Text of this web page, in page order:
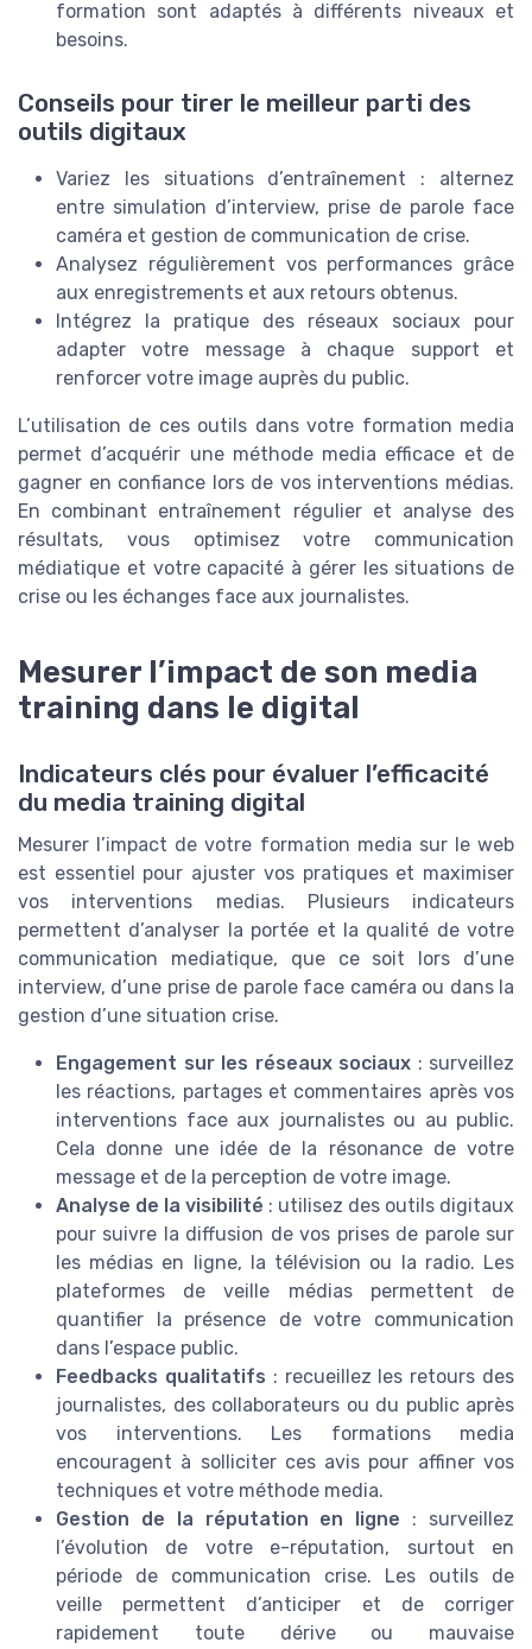
formation sont adaptés à différents niveaux et
besoins.
Conseils pour tirer le meilleur parti des
outils digitaux
Variez les situations d’entraînement : alternez
entre simulation d’interview, prise de parole face
caméra et gestion de communication de crise.
Analysez régulièrement vos performances grâce
aux enregistrements et aux retours obtenus.
Intégrez la pratique des réseaux sociaux pour
adapter votre message à chaque support et
renforcer votre image auprès du public.
L’utilisation de ces outils dans votre formation media
permet d’acquérir une méthode media efficace et de
gagner en confiance lors de vos interventions médias.
En combinant entraînement régulier et analyse des
résultats, vous optimisez votre communication
médiatique et votre capacité à gérer les situations de
crise ou les échanges face aux journalistes.
Mesurer l’impact de son media
training dans le digital
Indicateurs clés pour évaluer l’efficacité
du media training digital
Mesurer l’impact de votre formation media sur le web
est essentiel pour ajuster vos pratiques et maximiser
vos interventions medias. Plusieurs indicateurs
permettent d’analyser la portée et la qualité de votre
communication mediatique, que ce soit lors d’une
interview, d’une prise de parole face caméra ou dans la
gestion d’une situation crise.
Engagement sur les réseaux sociaux : surveillez
les réactions, partages et commentaires après vos
interventions face aux journalistes ou au public.
Cela donne une idée de la résonance de votre
message et de la perception de votre image.
Analyse de la visibilité : utilisez des outils digitaux
pour suivre la diffusion de vos prises de parole sur
les médias en ligne, la télévision ou la radio. Les
plateformes de veille médias permettent de
quantifier la présence de votre communication
dans l’espace public.
Feedbacks qualitatifs : recueillez les retours des
journalistes, des collaborateurs ou du public après
vos interventions. Les formations media
encouragent à solliciter ces avis pour affiner vos
techniques et votre méthode media.
Gestion de la réputation en ligne : surveillez
l’évolution de votre e-réputation, surtout en
période de communication crise. Les outils de
veille permettent d’anticiper et de corriger
rapidement toute dérive ou mauvaise